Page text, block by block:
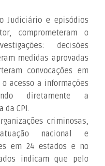
Judiciário e episódios
comprometeram o
decisões
medidas aprovadas
convocações em
acesso a informações
diretamente a
da CPI.
criminosas,
nacional e
em 24 estados e no
indicam que pelo